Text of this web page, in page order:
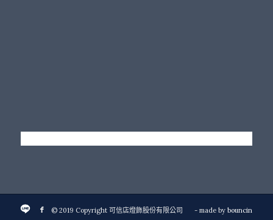
© 2019 Copyright 可信店燈飾股份有限公司 - made bybouncin